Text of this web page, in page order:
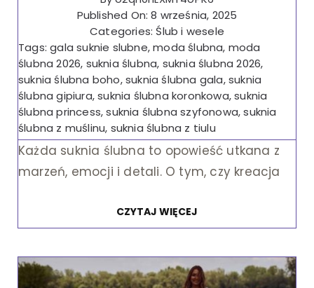
Published On: 8 września, 2025
Categories: Ślub i wesele
Tags:gala suknie slubne,moda ślubna, moda
ślubna 2026, suknia ślubna, suknia ślubna 2026,
suknia ślubna boho,suknia ślubna gala,suknia
ślubna gipiura,suknia ślubna koronkowa,suknia
ślubna princess,suknia ślubna szyfonowa,suknia
ślubna z muślinu, suknia ślubna z tiulu
Każda suknia ślubna to opowieść utkana z
marzeń, emocji i detali. O tym, czy kreacja
CZYTAJ WIĘCEJ